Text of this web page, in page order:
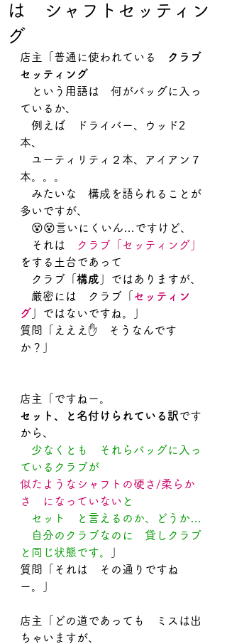
は シャフトセッティン
グ
店主「普通に使われている
クラブ
セッティング
という用語は　何がバッグに入っ
ているか、
例えば　ドライバー、ウッド2
本、
ユーティリティ２本、アイアン７
本。。。
みたいな　構成を語られることが
多いですが、
😵😵言いにくいん…ですけど、
それは
クラブ「セッティング」
をする土台であって
クラブ「 構成 」ではありますが、
厳密には　クラブ「 セッティン
グ 」ではないですね。」
質問「えええ✋　そうなんです
か？」
店主「ですねー。
セット、と名付けられている訳です
から、
少なくとも　それらバッグに入っ
ているクラブが
似たようなシャフトの硬さ/柔らか
さ　になっていない と
セット　と言えるのか、どうか…
自分のクラブなのに　貸しクラブ
と同じ状態です。
質問「それは　その通りですね
ー。」
店主「どの道であっても　ミスは出
ちゃいますが、